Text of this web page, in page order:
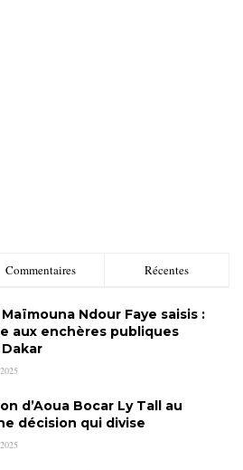
Commentaires Récentes
Ndour Faye saisis :
aux enchères publiques
d’Aoua Bocar Ly Tall au
décision qui divise